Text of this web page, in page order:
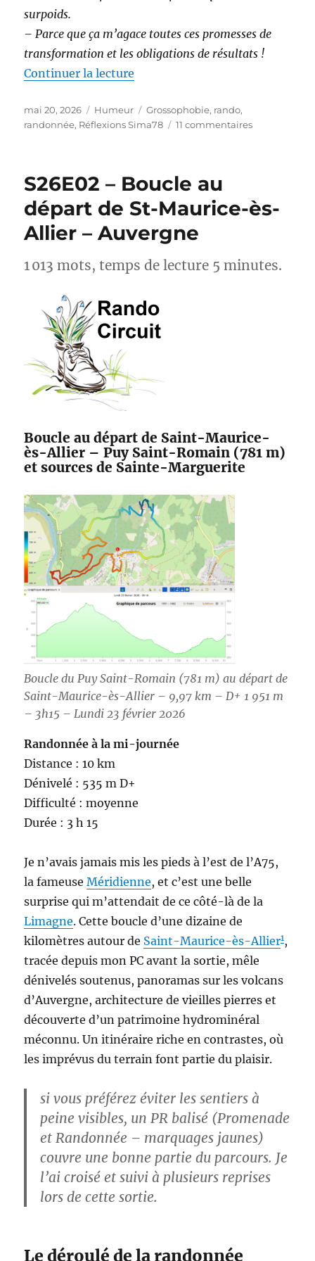
surpoids.
– Parce que ça m’agace toutes ces promesses de
transformation et les obligations de résultats !
Continuer la lecture
Publié
le
mai 20, 2026 Catégories
Humeur Étiquettes
Grossophobie, rando,
randonnée, Réflexions Sima78 11 commentairessur
et
avec
S26E02 – Boucle au
départ de St-Maurice-ès-
Allier – Auvergne
1 013 mots, temps de lecture 5 minutes.
Boucle au départ de Saint-Maurice-
ès-Allier – Puy Saint-Romain (781 m)
et sources de Sainte-Marguerite
Boucle du Puy Saint-Romain (781 m) au départ de
Saint-Maurice-ès-Allier – 9,97 km – D+ 1 951 m
– 3h15 – Lundi 23 février 2026
Randonnée à la mi-journée
Distance : 10 km
Dénivelé : 535 m D+
Difficulté : moyenne
Durée : 3 h 15
Je n’avais jamais mis les pieds à l’est de l’A75,
la fameuseMéridienne, et c’est une belle
surprise qui m’attendait de ce côté-là de la
Limagne. Cette boucle d’une dizaine de
kilomètres autour de Saint-Maurice-ès-Allier1,
tracée depuis mon PC avant la sortie, mêle
dénivelés soutenus, panoramas sur les volcans
d’Auvergne, architecture de vieilles pierres et
découverte d’un patrimoine hydrominéral
méconnu. Un itinéraire riche en contrastes, où
les imprévus du terrain font partie du plaisir.
si vous préférez éviter les sentiers à
peine visibles, un PR balisé (Promenade
et Randonnée – marquages jaunes)
couvre une bonne partie du parcours. Je
l’ai croisé et suivi à plusieurs reprises
lors de cette sortie.
Le déroulé de la randonnée